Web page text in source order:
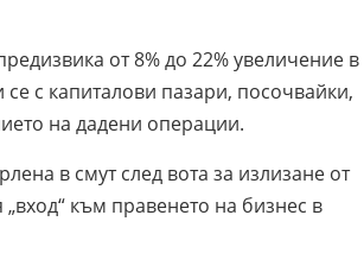
от 8% до 22% увеличение в
с капиталови пазари, посочвайки,
на дадени операции.
в смут след вота за излизане от
към правенето на бизнес в